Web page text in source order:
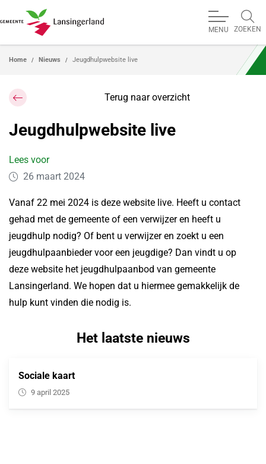
MENU ZOEKEN
Home Nieuws Jeugdhulpwebsite live
Terug naar overzicht
Jeugdhulpwebsite live
Lees voor
26 maart 2024
Vanaf 22 mei 2024 is deze website live. Heeft u contact
gehad met de gemeente of een verwijzer en heeft u
jeugdhulp nodig? Of bent u verwijzer en zoekt u een
jeugdhulpaanbieder voor een jeugdige? Dan vindt u op
deze website het jeugdhulpaanbod van gemeente
Lansingerland. We hopen dat u hiermee gemakkelijk de
hulp kunt vinden die nodig is.
Het laatste nieuws
Sociale kaart
9 april 2025